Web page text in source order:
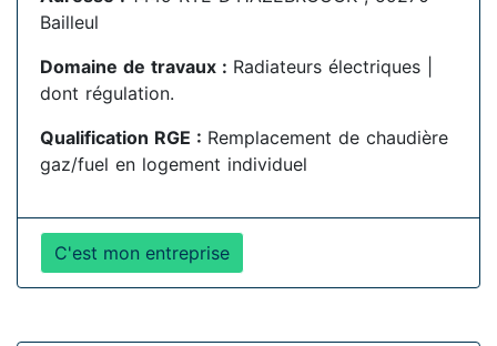
Bailleul
Domaine de travaux : Radiateurs électriques |
dont régulation.
Qualification RGE : Remplacement de chaudière
gaz/fuel en logement individuel
C'est mon entreprise